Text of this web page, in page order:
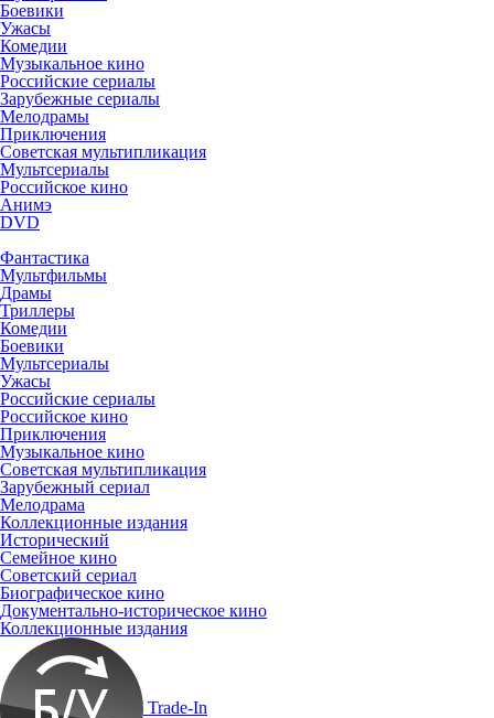
Боевики
Ужасы
Комедии
Музыкальное кино
Российские сериалы
Зарубежные сериалы
Мелодрамы
Приключения
Советская мультипликация
Мультсериалы
Российское кино
Анимэ
DVD
Фантастика
Мультфильмы
Драмы
Триллеры
Комедии
Боевики
Мультсериалы
Ужасы
Российские сериалы
Российское кино
Приключения
Музыкальное кино
Советская мультипликация
Зарубежный сериал
Мелодрама
Коллекционные издания
Исторический
Семейное кино
Советский сериал
Биографическое кино
Документально-историческое кино
Коллекционные издания
Trade-In